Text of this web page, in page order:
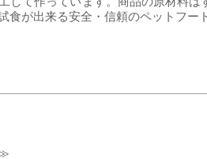
食が出来る安全・信頼のペットフード